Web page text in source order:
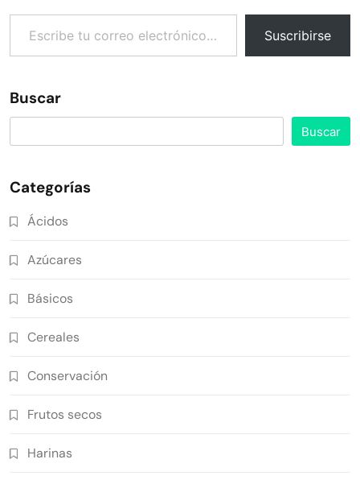
Escribe tu correo electrónico…
Suscribirse
Buscar
Buscar
Categorías
Ácidos
Azúcares
Básicos
Cereales
Conservación
Frutos secos
Harinas